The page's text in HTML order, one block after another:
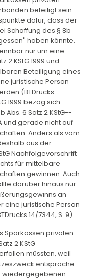
beteiligt sein
dafür, dass der
Schaffung des § 8b
haben könnte.
nur um eine
2 KStG 1999 und
Beteiligung eines
juristische Person
(BTDrucks
1999 bezog sich
6 Satz 2 KStG--
und gerade nicht auf
Anders als vom
aus der
Nachfolgevorschrift
für mittelbare
gewinnen. Auch
darüber hinaus nur
an
eine juristische Person
14/7344, S. 9).
Sparkassen privaten
2 KStG
müssten, weil
entspräche.
wiedergegebenen